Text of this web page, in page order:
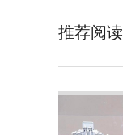
推荐阅读